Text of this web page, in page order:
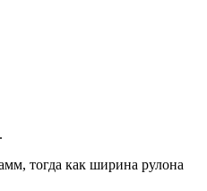
тогда как ширина рулона